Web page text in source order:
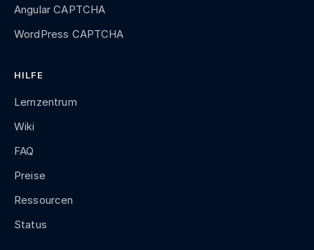
Angular CAPTCHA
WordPress CAPTCHA
HILFE
Lernzentrum
Wiki
FAQ
Preise
Ressourcen
Status